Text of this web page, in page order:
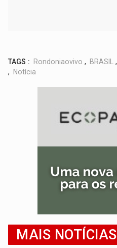
TAGS : Rondoniaovivo , BRASIL ,
,
Notícia
MAIS NOTÍCIAS